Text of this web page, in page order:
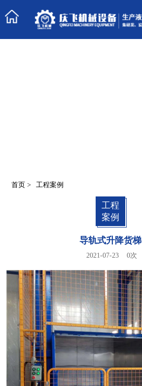
首页 > 工程案例
工程
案例
导轨式升降货梯
2021-07-23 0次